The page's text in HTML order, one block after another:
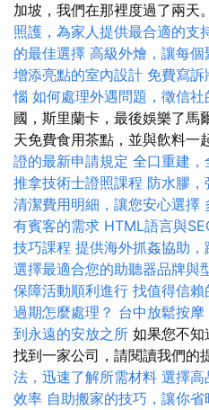
加坡，我們在那裡度過了兩天。
照護，為家人提供最合適的支
的最佳選擇 高級外燴，讓每
增添亮點的室內設計 免費寫
惱 如何處理外遇問題，徵信社
國，斯里蘭卡，最後娛樂了馬
天免費食用茶點，並與飲料一
證的最新申請規定 全口重建，
推拿技術士證照課程 防水膠
清潔費用明細，讓您安心選擇
有賓客的需求 HTML語言與
技巧課程 提供海外抓姦協助，
選擇最適合您的助聽器品牌與
保障活動順利進行 找值得信
過期怎麼處理？ 台中放鬆按摩
到永遠的安放之所 如果您不知
找到一家公司，請閱讀我們的
法，迅速了解所需材料 選擇高
效率 自助搬家的技巧，讓你